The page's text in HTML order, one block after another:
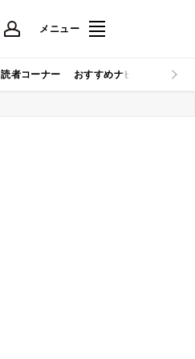
メニュー
読者コーナー おすすめナビ マイナビ